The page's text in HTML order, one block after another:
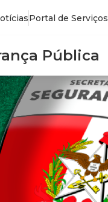
Portal de Serviços
Pública